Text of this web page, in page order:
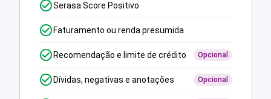
Serasa Score Positivo
Faturamento ou renda presumida
Recomendação e limite de crédito Opcional
Dívidas, negativas e anotações Opcional